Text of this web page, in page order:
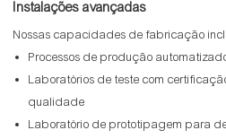
Instalações avançadas
Nossas capacidades de fabricação
Processos de produção
Laboratórios de teste com
qualidade
Laboratório de prototipagem para